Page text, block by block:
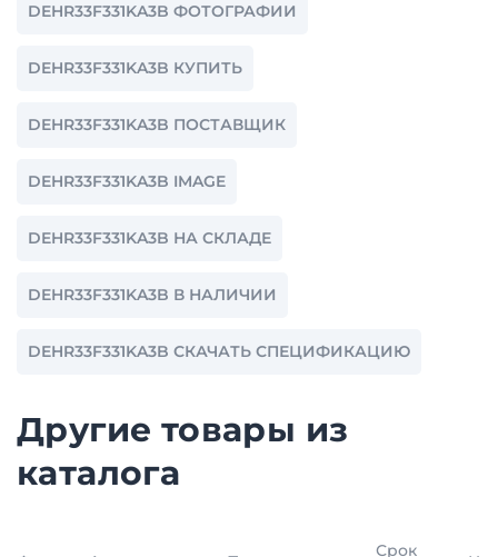
DEHR33F331KA3B ФОТОГРАФИИ
DEHR33F331KA3B КУПИТЬ
DEHR33F331KA3B ПОСТАВЩИК
DEHR33F331KA3B IMAGE
DEHR33F331KA3B НА СКЛАДЕ
DEHR33F331KA3B В НАЛИЧИИ
DEHR33F331KA3B СКАЧАТЬ СПЕЦИФИКАЦИЮ
Другие товары из
каталога
Срок